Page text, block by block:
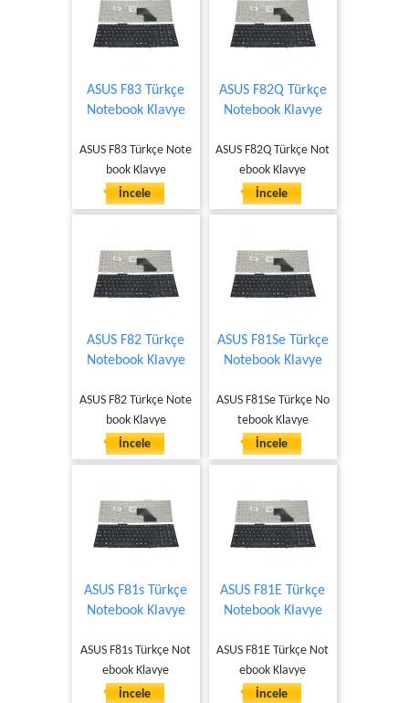
ASUS F83 Türkçe
Notebook Klavye
ASUS F83 Türkçe Note
book Klavye
İncele
ASUS F82Q Türkçe
Notebook Klavye
ASUS F82Q Türkçe Not
ebook Klavye
İncele
ASUS F82 Türkçe
Notebook Klavye
ASUS F82 Türkçe Note
book Klavye
İncele
ASUS F81Se Türkçe
Notebook Klavye
ASUS F81Se Türkçe No
tebook Klavye
İncele
ASUS F81s Türkçe
Notebook Klavye
ASUS F81s Türkçe Not
ebook Klavye
İncele
ASUS F81E Türkçe
Notebook Klavye
ASUS F81E Türkçe Not
ebook Klavye
İncele